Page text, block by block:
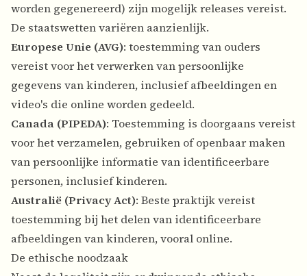
worden gegenereerd) zijn mogelijk releases vereist.
De staatswetten variëren aanzienlijk.
Europese Unie (AVG): toestemming van ouders
vereist voor het verwerken van persoonlijke
gegevens van kinderen, inclusief afbeeldingen en
video's die online worden gedeeld.
Canada (PIPEDA): Toestemming is doorgaans vereist
voor het verzamelen, gebruiken of openbaar maken
van persoonlijke informatie van identificeerbare
personen, inclusief kinderen.
Australië (Privacy Act): Beste praktijk vereist
toestemming bij het delen van identificeerbare
afbeeldingen van kinderen, vooral online.
De ethische noodzaak